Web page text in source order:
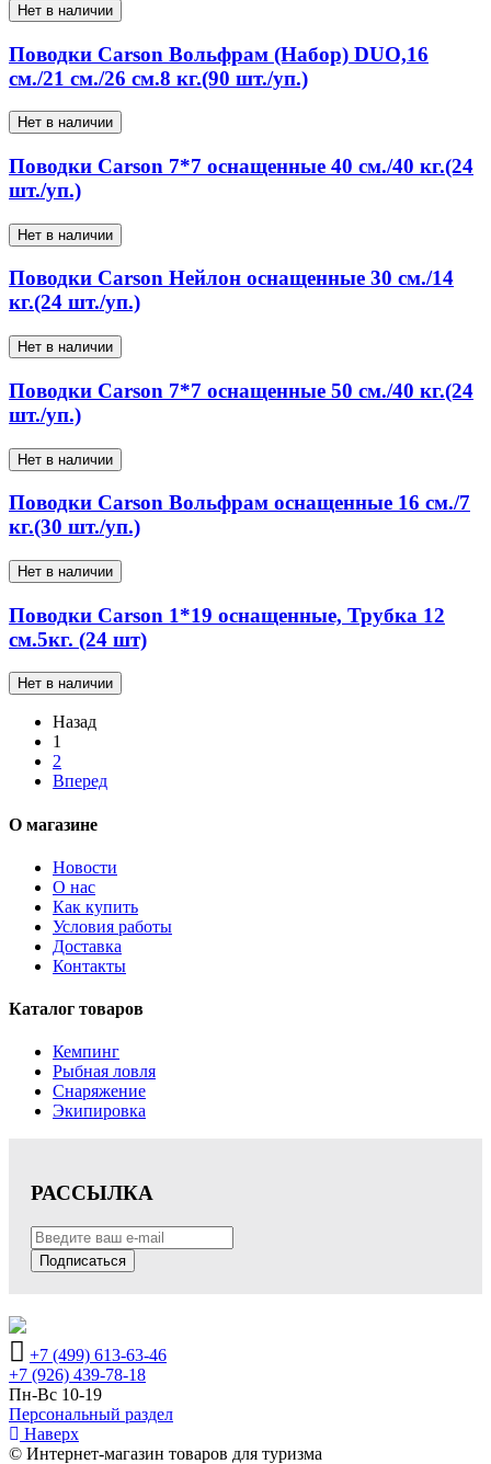
Нет в наличии
Поводки Carson Вольфрам (Набор) DUO,16
см./21 см./26 см.8 кг.(90 шт./уп.)
Нет в наличии
Поводки Carson 7*7 оснащенные 40 см./40 кг.(24
шт./уп.)
Нет в наличии
Поводки Carson Нейлон оснащенные 30 см./14
кг.(24 шт./уп.)
Нет в наличии
Поводки Carson 7*7 оснащенные 50 см./40 кг.(24
шт./уп.)
Нет в наличии
Поводки Carson Вольфрам оснащенные 16 см./7
кг.(30 шт./уп.)
Нет в наличии
Поводки Carson 1*19 оснащенные, Трубка 12
см.5кг. (24 шт)
Нет в наличии
Назад
1
2
Вперед
О магазине
Новости
О нас
Как купить
Условия работы
Доставка
Контакты
Каталог товаров
Кемпинг
Рыбная ловля
Снаряжение
Экипировка
РАССЫЛКА
Подписаться
+7 (499) 613-63-46
+7 (926) 439-78-18
Пн-Вс 10-19
Персональный раздел
Наверх
© Интернет-магазин товаров для туризма